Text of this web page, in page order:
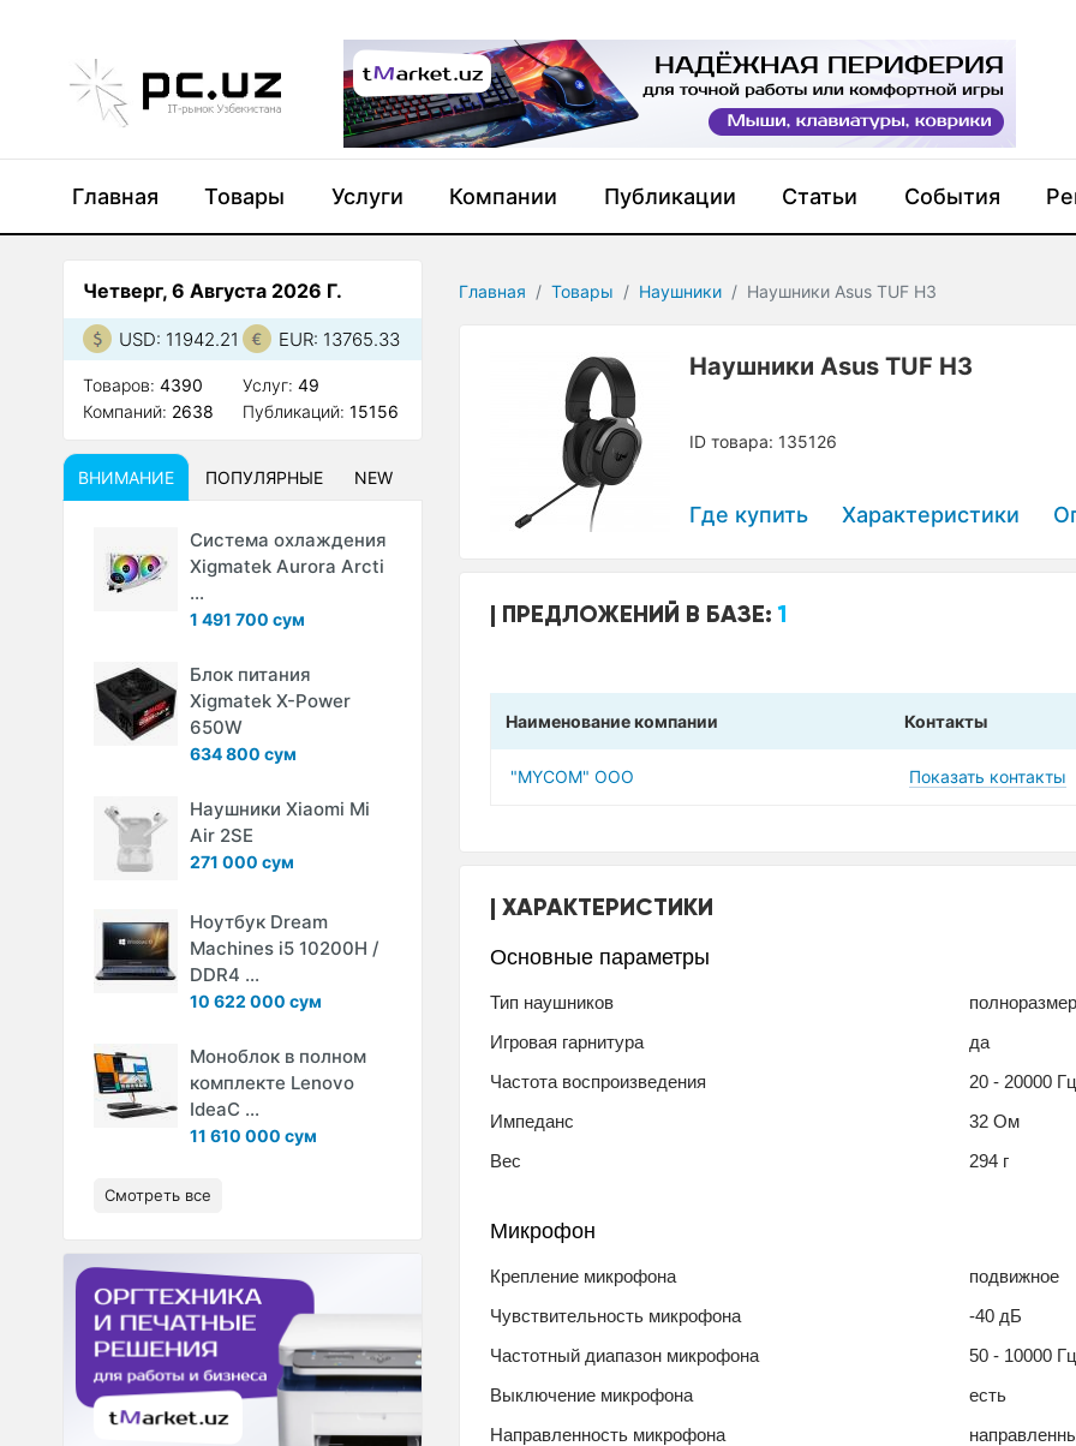
Главная Товары Услуги Компании Публикации Статьи События
Главная Товары Наушники Наушники Asus TUF H3
Наушники Asus TUF H3
ID товара: 135126
Где купить Характеристики
ПРЕДЛОЖЕНИЙ В БАЗЕ:1
Наименование компании Контакты
"MYCOM" ООО Показать контакты
ХАРАКТЕРИСТИКИ
Основные параметры
Тип наушников
Игровая гарнитура
да
Частота воспроизведения
20 - 20000 Гц
Импеданс
32 Ом
Вес
294 г
Микрофон
Крепление микрофона
подвижное
Чувствительность микрофона
-40 дБ
Частотный диапазон микрофона
50 - 10000 Гц
Выключение микрофона
есть
Направленность микрофона
Четверг, 6 Августа 2026 Г.
USD: 11942.21 EUR: 13765.33
Товаров: 4390
Компаний: 2638
Услуг:49
Публикаций:15156
ВНИМАНИЕ ПОПУЛЯРНЫЕ NEW
Система охлаждения
Xigmatek Aurora Arcti
...
1 491 700 сум
Блок питания
Xigmatek X-Power
650W
634 800 сум
Наушники Xiaomi Mi
Air 2SE
271 000 сум
Ноутбук Dream
Machines i5 10200H /
DDR4 ...
10 622 000 сум
Моноблок в полном
комплекте Lenovo
IdeaC ...
11 610 000 сум
Смотреть все